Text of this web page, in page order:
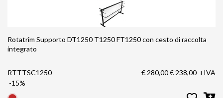
Rotatrim Supporto DT1250 T1250 FT1250 con cesto di raccolta
integrato
RTTTSC1250
-15%
€ 280,00€ 238,00 +IVA